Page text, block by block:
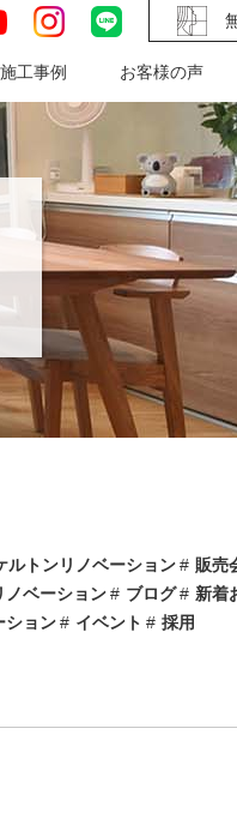
youtube instagram
施工事例 お客様の声
イベント
ルトンリノベーション
販売
ノベーション ブログ
新着
ション イベント 採用